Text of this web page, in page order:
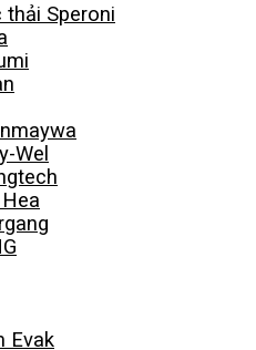
Speroni
Wel
Evak